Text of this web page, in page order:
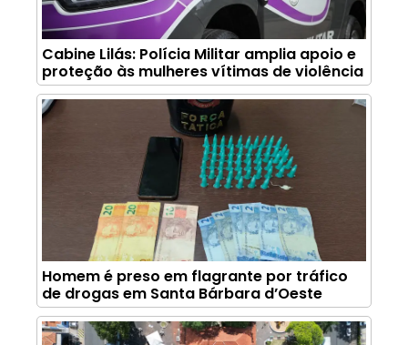
Cabine Lilás: Polícia Militar amplia apoio e
proteção às mulheres vítimas de violência
Homem é preso em flagrante por tráfico
de drogas em Santa Bárbara d’Oeste